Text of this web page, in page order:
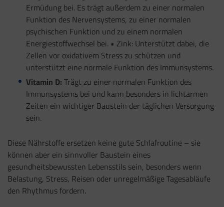
Ermüdung bei. Es trägt außerdem zu einer normalen
Funktion des Nervensystems, zu einer normalen
psychischen Funktion und zu einem normalen
Energiestoffwechsel bei. • Zink: Unterstützt dabei, die
Zellen vor oxidativem Stress zu schützen und
unterstützt eine normale Funktion des Immunsystems.
Vitamin D: Trägt zu einer normalen Funktion des
Immunsystems bei und kann besonders in lichtarmen
Zeiten ein wichtiger Baustein der täglichen Versorgung
sein.
Diese Nährstoffe ersetzen keine gute Schlafroutine – sie
können aber ein sinnvoller Baustein eines
gesundheitsbewussten Lebensstils sein, besonders wenn
Belastung, Stress, Reisen oder unregelmäßige Tagesabläufe
den Rhythmus fordern.